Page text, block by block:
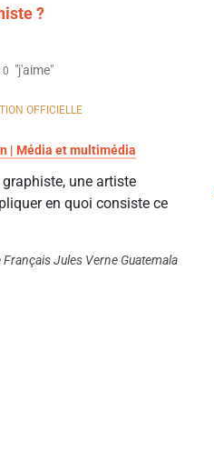
?
0 "j'aime"
OFFICIELLE
| Média et multimédia
une artiste
en quoi consiste ce
Jules Verne Guatemala